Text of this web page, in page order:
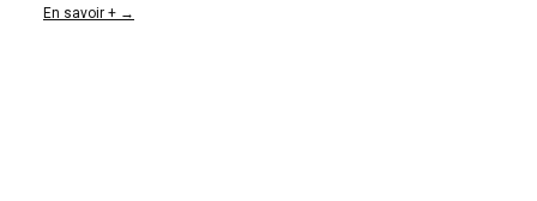
En savoir + →